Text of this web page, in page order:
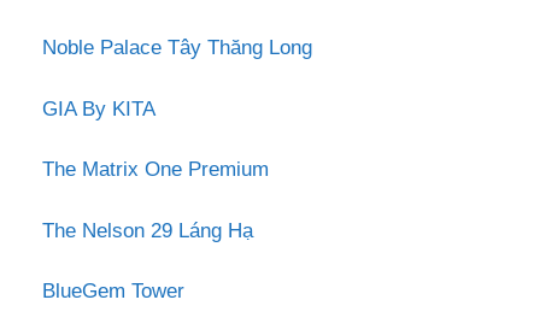
Noble Palace Tây Thăng Long
GIA By KITA
The Matrix One Premium
The Nelson 29 Láng Hạ
BlueGem Tower